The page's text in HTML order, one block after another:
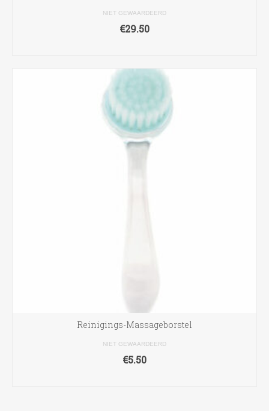
NIET GEWAARDEERD
€29.50
Reinigings-Massageborstel
NIET GEWAARDEERD
€5.50